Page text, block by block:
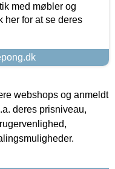
med møbler og
her for at se deres
webshops og anmeldt
deres prisniveau,